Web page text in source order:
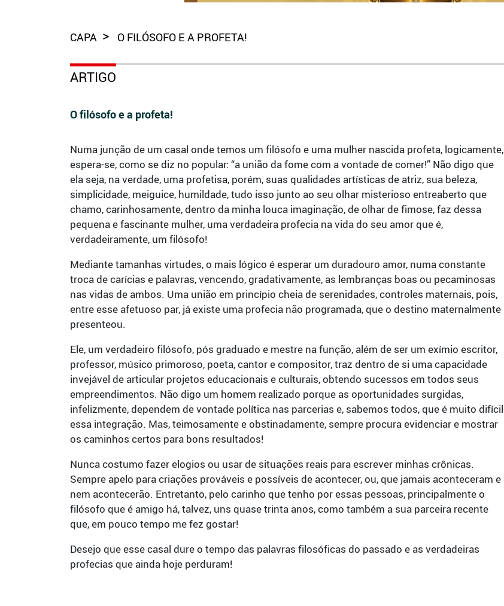
CAPA O FILÓSOFO E A PROFETA!
ARTIGO
O filósofo e a profeta!
Numa junção de um casal onde temos um filósofo e uma mulher nascida profeta, logicamente,
espera-se, como se diz no popular: “a união da fome com a vontade de comer!” Não digo que
ela seja, na verdade, uma profetisa, porém, suas qualidades artísticas de atriz, sua beleza,
simplicidade, meiguice, humildade, tudo isso junto ao seu olhar misterioso entreaberto que
chamo, carinhosamente, dentro da minha louca imaginação, de olhar de fimose, faz dessa
pequena e fascinante mulher, uma verdadeira profecia na vida do seu amor que é,
verdadeiramente, um filósofo!
Mediante tamanhas virtudes, o mais lógico é esperar um duradouro amor, numa constante
troca de carícias e palavras, vencendo, gradativamente, as lembranças boas ou pecaminosas
nas vidas de ambos. Uma união em princípio cheia de serenidades, controles maternais, pois,
entre esse afetuoso par, já existe uma profecia não programada, que o destino maternalmente
presenteou.
Ele, um verdadeiro filósofo, pós graduado e mestre na função, além de ser um exímio escritor,
professor, músico primoroso, poeta, cantor e compositor, traz dentro de si uma capacidade
invejável de articular projetos educacionais e culturais, obtendo sucessos em todos seus
empreendimentos. Não digo um homem realizado porque as oportunidades surgidas,
infelizmente, dependem de vontade política nas parcerias e, sabemos todos, que é muito difícil
essa integração. Mas, teimosamente e obstinadamente, sempre procura evidenciar e mostrar
os caminhos certos para bons resultados!
Nunca costumo fazer elogios ou usar de situações reais para escrever minhas crônicas.
Sempre apelo para criações prováveis e possíveis de acontecer, ou, que jamais aconteceram e
nem acontecerão. Entretanto, pelo carinho que tenho por essas pessoas, principalmente o
filósofo que é amigo há, talvez, uns quase trinta anos, como também a sua parceira recente
que, em pouco tempo me fez gostar!
Desejo que esse casal dure o tempo das palavras filosóficas do passado e as verdadeiras
profecias que ainda hoje perduram!